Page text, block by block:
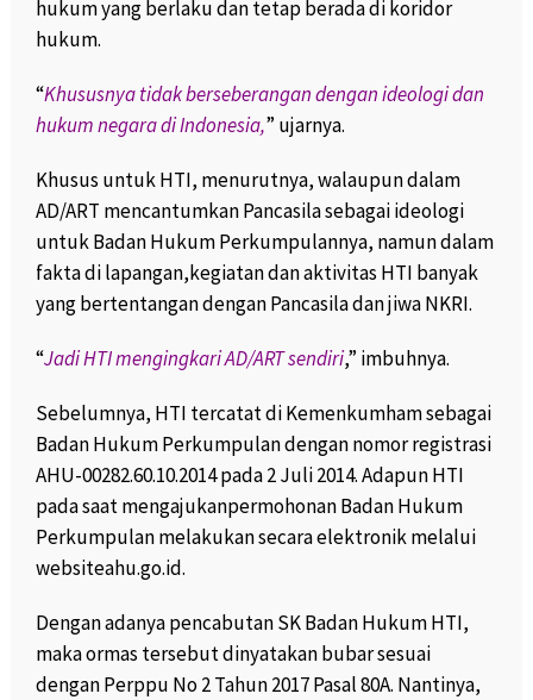
hukum yang berlaku dan tetap berada di koridor
hukum.
“Khususnya tidak berseberangan dengan ideologi dan
hukum negara di Indonesia,” ujarnya.
Khusus untuk HTI, menurutnya, walaupun dalam
AD/ART mencantumkan Pancasila sebagai ideologi
untuk Badan Hukum Perkumpulannya, namun dalam
fakta di lapangan,kegiatan dan aktivitas HTI banyak
yang bertentangan dengan Pancasila dan jiwa NKRI.
“Jadi HTI mengingkari AD/ART sendiri,” imbuhnya.
Sebelumnya, HTI tercatat di Kemenkumham sebagai
Badan Hukum Perkumpulan dengan nomor registrasi
AHU-00282.60.10.2014 pada 2 Juli 2014. Adapun HTI
pada saat mengajukanpermohonan Badan Hukum
Perkumpulan melakukan secara elektronik melalui
websiteahu.go.id.‎
Dengan adanya pencabutan SK Badan Hukum HTI,
maka ormas tersebut dinyatakan bubar sesuai
dengan Perppu No 2 Tahun 2017 Pasal 80A. Nantinya,